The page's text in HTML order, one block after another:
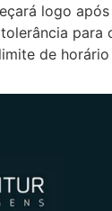
logo
de